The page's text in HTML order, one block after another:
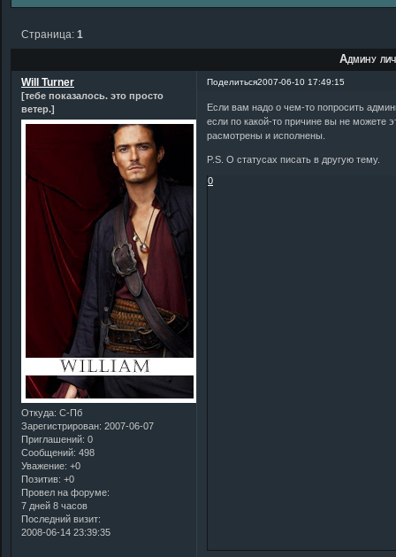
Админу
Страница:1
Поделиться2007-06-10 17:49:15
Will Turner
[тебе показалось. это просто
ветер.]
Откуда: С-Пб
Зарегистрирован: 2007-06-07
Приглашений: 0
Сообщений: 498
Уважение: +0
Позитив: +0
Провел на форуме:
7 дней 8 часов
Последний визит:
2008-06-14 23:39:35
Если вам надо о чем-то попросить
если по какой-то причине вы не можете
расмотрены и исполнены.
P.S. О статусах писать в другую тему.
0